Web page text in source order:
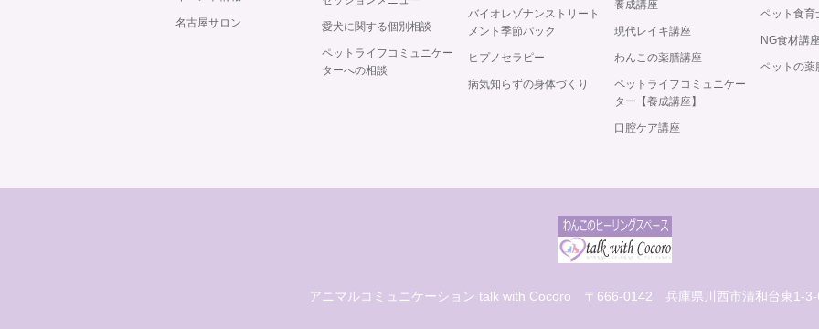
名古屋サロン 愛犬に関する個別相談
ペットライフコミュニケー
ターへの相談
バイオレゾナンストリート
メント季節パック
ヒプノセラピー
病気知らずの身体づくり
養成講座
現代レイキ講座
わんこの薬膳講座
ペットライフコミュニケー
ター【養成講座】
口腔ケア講座
ペット食
NG食材講
ペットの薬
アニマルコミュニケーション talk with Cocoro 〒666-0142 兵庫県川西市清和台東1-3-